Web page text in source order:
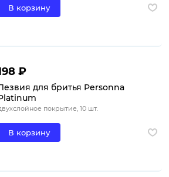
В корзину
₽
для бритья Personna
покрытие, 10 шт.
В корзину